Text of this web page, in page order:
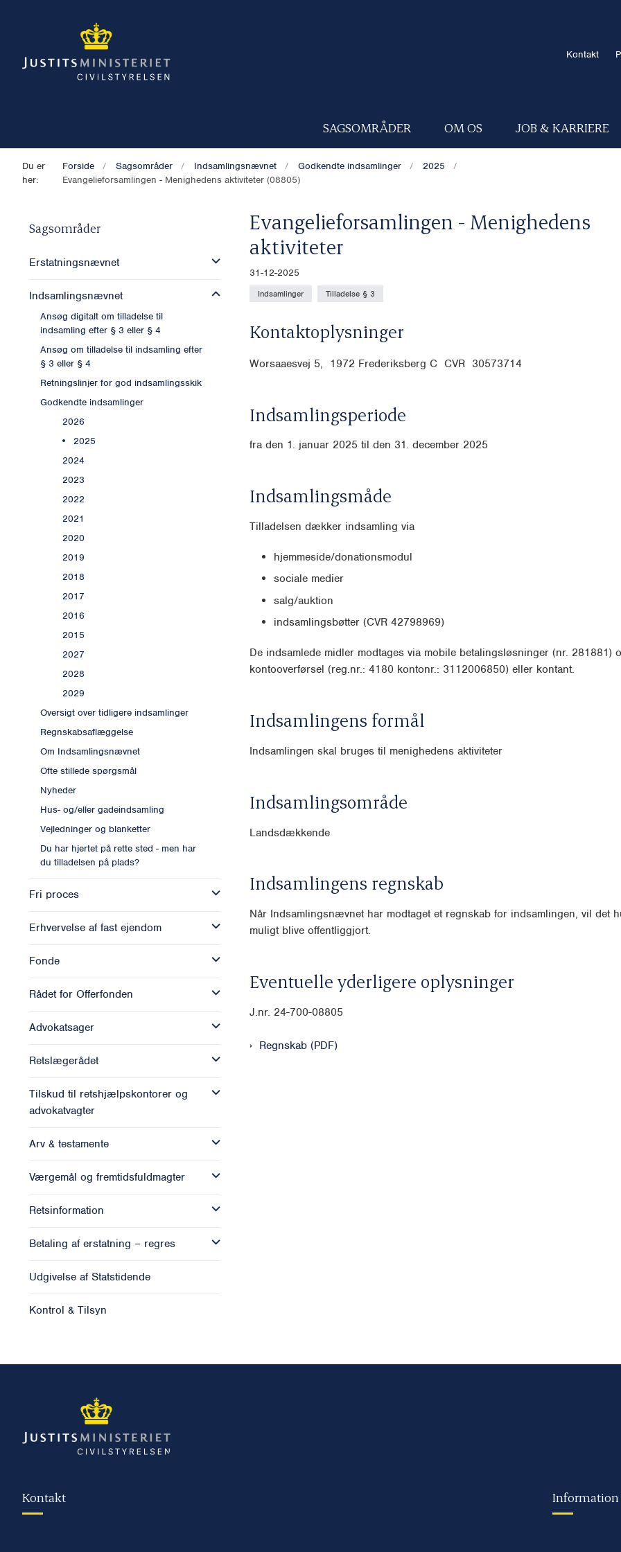
Kontakt
SAGSOMRÅDER OM OS JOB & KARRIERE
Du er
her:
Forside Sagsområder Indsamlingsnævnet Godkendte indsamlinger
2025
Evangelieforsamlingen - Menighedens aktiviteter (08805)
Sagsområder
Erstatningsnævnet
Indsamlingsnævnet
Ansøg digitalt om tilladelse til
indsamling efter § 3 eller § 4
Ansøg om tilladelse til indsamling efter
§ 3 eller § 4
Retningslinjer for god indsamlingsskik
Godkendte indsamlinger
2026
2025
2024
2023
2022
2021
2020
2019
2018
2017
2016
2015
2027
2028
2029
Oversigt over tidligere indsamlinger
Regnskabsaflæggelse
Om Indsamlingsnævnet
Ofte stillede spørgsmål
Nyheder
Hus- og/eller gadeindsamling
Vejledninger og blanketter
Du har hjertet på rette sted - men har
du tilladelsen på plads?
Fri proces
Erhvervelse af fast ejendom
Fonde
Rådet for Offerfonden
Advokatsager
Retslægerådet
Tilskud til retshjælpskontorer og
advokatvagter
Arv & testamente
Værgemål og fremtidsfuldmagter
Retsinformation
Betaling af erstatning – regres
Udgivelse af Statstidende
Kontrol & Tilsyn
Evangelieforsamlingen - Menighedens
aktiviteter
31-12-2025
Indsamlinger Tilladelse § 3
Kontaktoplysninger
Worsaaesvej 5, 1972 Frederiksberg C CVR 30573714
Indsamlingsperiode
fra den 1. januar 2025 til den 31. december 2025
Indsamlingsmåde
Tilladelsen dækker indsamling via
hjemmeside/donationsmodul
sociale medier
salg/auktion
indsamlingsbøtter (CVR 42798969)
De indsamlede midler modtages via mobile betalingsløsninger (nr. 281881)
kontooverførsel (reg.nr.: 4180 kontonr.: 3112006850) eller kontant.
Indsamlingens formål
Indsamlingen skal bruges til menighedens aktiviteter
Indsamlingsområde
Landsdækkende
Indsamlingens regnskab
Når Indsamlingsnævnet har modtaget et regnskab for indsamlingen, vil det
muligt blive offentliggjort.
Eventuelle yderligere oplysninger
J.nr. 24-700-08805
Regnskab (PDF)
Kontakt Information